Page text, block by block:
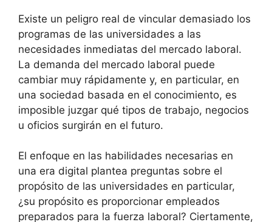
Existe un peligro real de vincular demasiado los
programas de las universidades a las
necesidades inmediatas del mercado laboral.
La demanda del mercado laboral puede
cambiar muy rápidamente y, en particular, en
una sociedad basada en el conocimiento, es
imposible juzgar qué tipos de trabajo, negocios
u oficios surgirán en el futuro.
El enfoque en las habilidades necesarias en
una era digital plantea preguntas sobre el
propósito de las universidades en particular,
¿su propósito es proporcionar empleados
preparados para la fuerza laboral? Ciertamente,